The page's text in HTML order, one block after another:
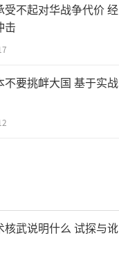
受不起对华战争代价 经
击
不要挑衅大国 基于实战
核武说明什么 试探与讹